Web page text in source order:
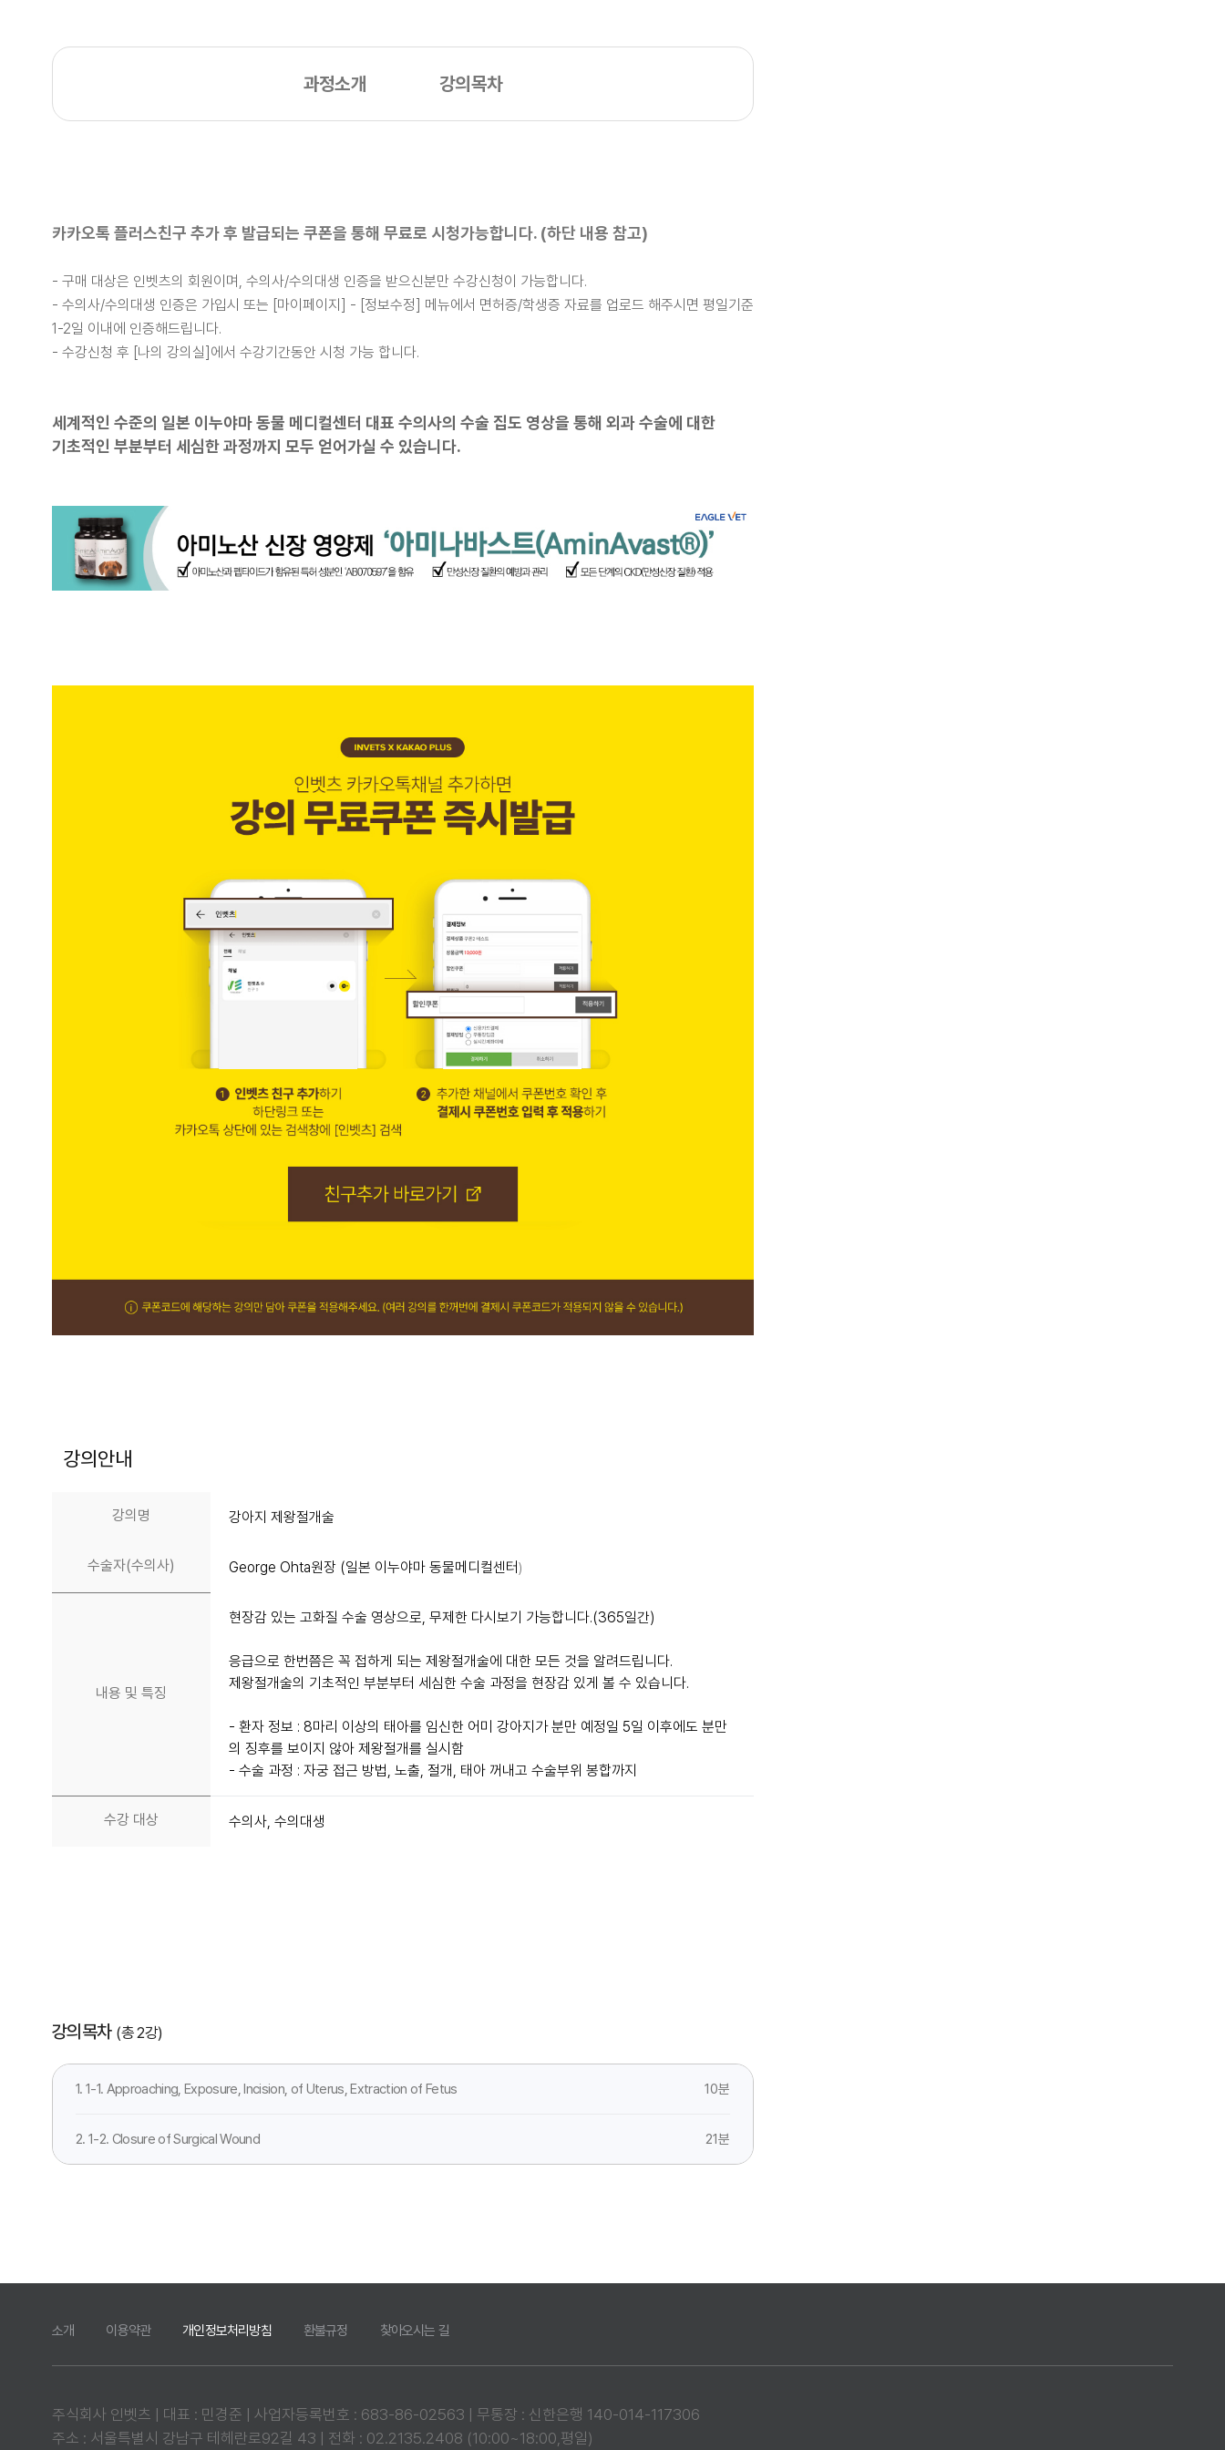
과정소개 강의목차
카카오톡 플러스친구 추가 후 발급되는 쿠폰을 통해 무료로 시청가능합니다. (하단 내용 참고)
- 구매 대상은 인벳츠의 회원이며, 수의사/수의대생 인증을 받으신분만 수강신청이 가능합니다.
- 수의사/수의대생 인증은 가입시 또는 [마이페이지] - [정보수정] 메뉴에서 면허증/학생증 자료를 업로드 해주시면 평일기준
1-2일 이내에 인증해드립니다.
- 수강신청 후 [나의 강의실]에서 수강기간동안 시청 가능 합니다.
세계적인 수준의 일본 이누야마 동물 메디컬센터 대표 수의사의 수술 집도 영상을 통해 외과 수술에 대한
기초적인 부분부터 세심한 과정까지 모두 얻어가실 수 있습니다.
강의안내
강의명 강아지 제왕절개술
수술자(수의사) George Ohta원장 (일본 이누야마 동물메디컬센터)
내용 및 특징
현장감 있는 고화질 수술 영상으로, 무제한 다시보기 가능합니다.(365일간)
응급으로 한번쯤은 꼭 접하게 되는 제왕절개술에 대한 모든 것을 알려드립니다.
제왕절개술의 기초적인 부분부터 세심한 수술 과정을 현장감 있게 볼 수 있습니다.
- 환자 정보 : 8마리 이상의 태아를 임신한 어미 강아지가 분만 예정일 5일 이후에도 분만
의 징후를 보이지 않아 제왕절개를 실시함
- 수술 과정 : 자궁 접근 방법, 노출, 절개, 태아 꺼내고 수술부위 봉합까지
수강 대상 수의사, 수의대생
강의목차 (총 2강)
1. 1-1. Approaching, Exposure, Incision, of Uterus, Extraction of Fetus 10분
2. 1-2. Closure of Surgical Wound 21분
소개 이용약관 개인정보처리방침 환불규정 찾아오시는 길
주식회사 인벳츠 | 대표 : 민경준 | 사업자등록번호 : 683-86-02563 | 무통장 : 신한은행 140-014-117306
주소 : 서울특별시 강남구 테헤란로92길 43 | 전화 : 02.2135.2408 (10:00~18:00,평일)